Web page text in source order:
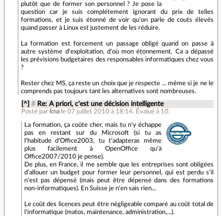
plutôt que de former son personnel ? Je pose la
question car je suis complétement ignorant du prix de telles
formations, et je suis étonné de voir qu'on parle de couts élevés
quand passer à Linux est justement de les réduire.
La formation est forcement un passage obligé quand on passe à
autre système d'exploitation, d'où mon étonnement. Ca a dépassé
les prévisions budgetaires des responsables informatiques chez vous
?
Rester chez MS, ça reste un choix que je respecte ... même si je ne le
comprends pas toujours tant les alternatives sont nombreuses.
[^] # Re: A priori, c'est une décision intelligente
Posté par kna le 07 juillet 2010 à 18:14. Évalué à 10.
La formation, ça coûte cher, mais tu n'y échappe
pas en restant sur du Microsoft (si tu as
l'habitude d'Office2003, tu t'adapteras même
plus facilement à OpenOffice qu'à
Office2007/2010 je pense).
De plus, en France, il me semble que les entreprises sont obligées
d'allouer un budget pour former leur personnel, qui est perdu s'il
n'est pas dépensé (mais peut être dépensé dans des formations
non-informatiques). En Suisse je n'en sais rien...
Le coût des licences peut être négligeable comparé au coût total de
l'informatique (matos, maintenance, administration,...).